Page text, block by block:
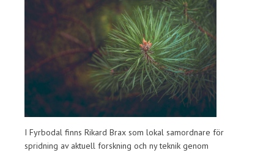
I Fyrbodal finns Rikard Brax som lokal samordnare för
spridning av aktuell forskning och ny teknik genom